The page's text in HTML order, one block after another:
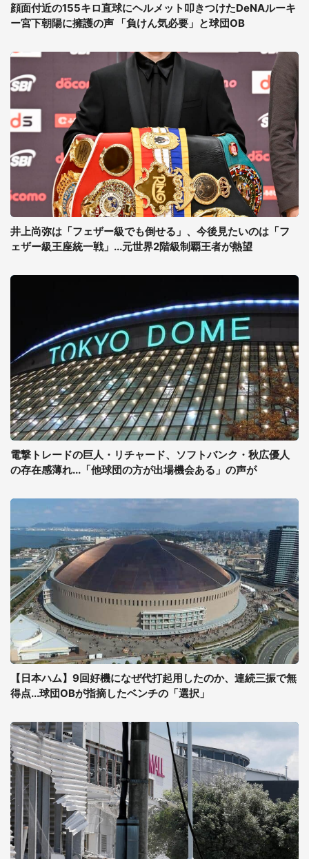
顔面付近の155キロ直球にヘルメット叩きつけたDeNAルーキ
ー宮下朝陽に擁護の声 「負けん気必要」と球団OB
井上尚弥は「フェザー級でも倒せる」、今後見たいのは「フ
ェザー級王座統一戦」...元世界2階級制覇王者が熱望
電撃トレードの巨人・リチャード、ソフトバンク・秋広優人
の存在感薄れ...「他球団の方が出場機会ある」の声が
【日本ハム】9回好機になぜ代打起用したのか、連続三振で無
得点...球団OBが指摘したベンチの「選択」